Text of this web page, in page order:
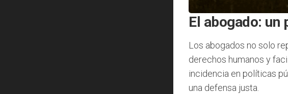
El abogado: un
Los abogados no solo
derechos humanos y
incidencia en políticas
una defensa justa.